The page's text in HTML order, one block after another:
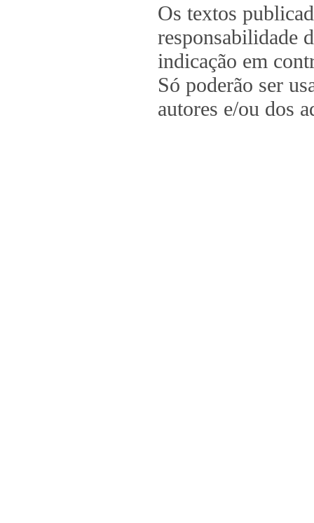
Os textos
responsabilidade
indicação em
Só poderão ser
autores e/ou dos